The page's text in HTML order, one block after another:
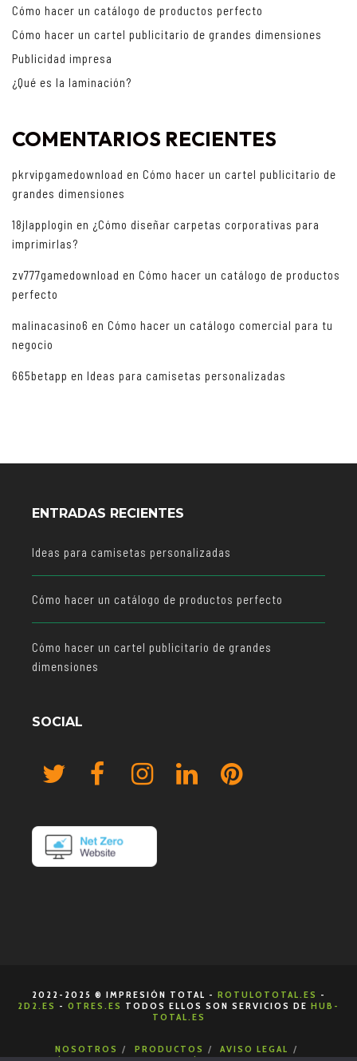
Cómo hacer un catálogo de productos perfecto
Cómo hacer un cartel publicitario de grandes dimensiones
Publicidad impresa
¿Qué es la laminación?
COMENTARIOS RECIENTES
pkrvipgamedownload en Cómo hacer un cartel publicitario de
grandes dimensiones
18jlapplogin en ¿Cómo diseñar carpetas corporativas para
imprimirlas?
zv777gamedownload en Cómo hacer un catálogo de productos
perfecto
malinacasino6 en Cómo hacer un catálogo comercial para tu
negocio
665betapp en Ideas para camisetas personalizadas
ENTRADAS RECIENTES
Ideas para camisetas personalizadas
Cómo hacer un catálogo de productos perfecto
Cómo hacer un cartel publicitario de grandes
dimensiones
SOCIAL
2022-2025 ® IMPRESIÓN TOTAL - ROTULOTOTAL.ES -
2D2.ES - 0TRES.ES TODOS ELLOS SON SERVICIOS DE HUB-
TOTAL.ES
NOSOTROS PRODUCTOS
AVISO LEGAL